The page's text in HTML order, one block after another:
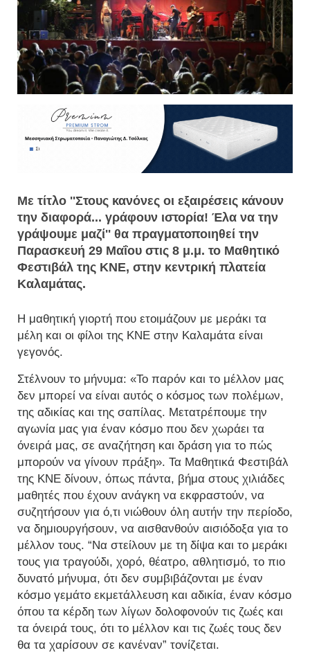
Με τίτλο ''Στους κανόνες οι εξαιρέσεις κάνουν
την διαφορά... γράφουν ιστορία! Έλα να την
γράψουμε μαζί'' θα πραγματοποιηθεί την
Παρασκευή 29 Μαΐου στις 8 μ.μ. το Μαθητικό
Φεστιβάλ της ΚΝΕ, στην κεντρική πλατεία
Καλαμάτας.
Η μαθητική γιορτή που ετοιμάζουν με μεράκι τα
μέλη και οι φίλοι της ΚΝΕ στην Καλαμάτα είναι
γεγονός.
Στέλνουν το μήνυμα: «Το παρόν και το μέλλον μας
δεν μπορεί να είναι αυτός ο κόσμος των πολέμων,
της αδικίας και της σαπίλας. Μετατρέπουμε την
αγωνία μας για έναν κόσμο που δεν χωράει τα
όνειρά μας, σε αναζήτηση και δράση για το πώς
μπορούν να γίνουν πράξη». Τα Μαθητικά Φεστιβάλ
της ΚΝΕ δίνουν, όπως πάντα, βήμα στους χιλιάδες
μαθητές που έχουν ανάγκη να εκφραστούν, να
συζητήσουν για ό,τι νιώθουν όλη αυτήν την περίοδο,
να δημιουργήσουν, να αισθανθούν αισιόδοξα για το
μέλλον τους. “Να στείλουν με τη δίψα και το μεράκι
τους για τραγούδι, χορό, θέατρο, αθλητισμό, το πιο
δυνατό μήνυμα, ότι δεν συμβιβάζονται με έναν
κόσμο γεμάτο εκμετάλλευση και αδικία, έναν κόσμο
όπου τα κέρδη των λίγων δολοφονούν τις ζωές και
τα όνειρά τους, ότι το μέλλον και τις ζωές τους δεν
θα τα χαρίσουν σε κανέναν” τονίζεται.